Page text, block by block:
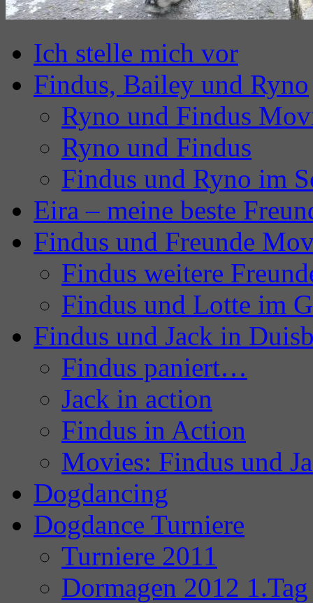
Ich stelle mich vor
Findus, Bailey und Ryno
Ryno und Findus
Ryno und Findus
Findus und Ryno im
Eira – meine beste
Findus und Freunde
Findus weitere
Findus und Lotte im
Findus und Jack in
Findus paniert…
Jack in action
Findus in Action
Movies: Findus und
Dogdancing
Dogdance Turniere
Turniere 2011
Dormagen 2012 1.Tag